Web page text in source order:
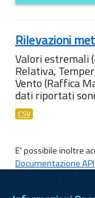
Rilevazioni
Valori estremali
Relativa,
Vento (Raffica
dati riportati
CSV
E' possibile inoltre
Documentazione API